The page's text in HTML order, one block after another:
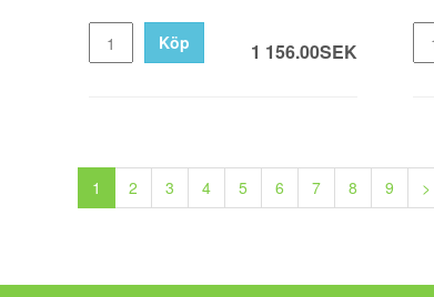
1 156.00SEK
Köp
1 2 3 4 5 6 7 8 9 >